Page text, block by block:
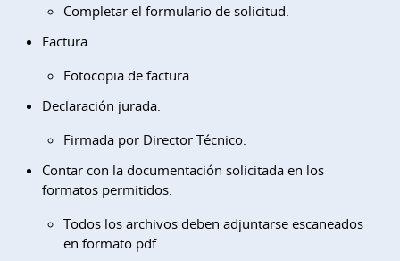
Completar el formulario de solicitud.
Factura.
Fotocopia de factura.
Declaración jurada.
Firmada por Director Técnico.
Contar con la documentación solicitada en los
formatos permitidos.
Todos los archivos deben adjuntarse escaneados
en formato pdf.